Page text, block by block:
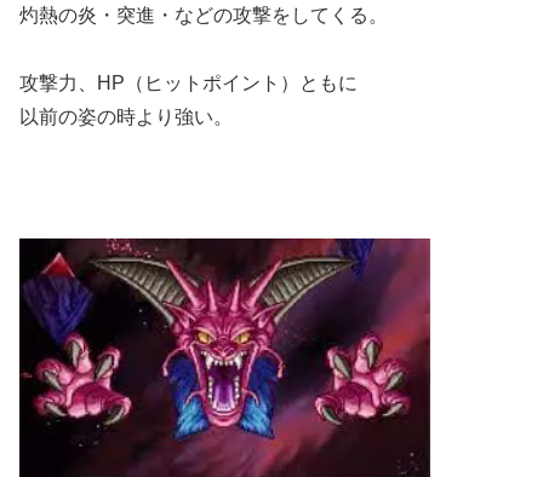
灼熱の炎・突進・などの攻撃をしてくる。
攻撃力、HP（ヒットポイント）ともに
以前の姿の時より強い。